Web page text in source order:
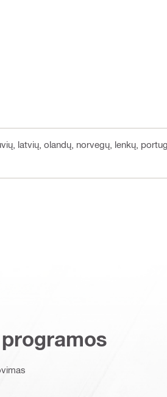
latvių, olandų, norvegų, lenkų,